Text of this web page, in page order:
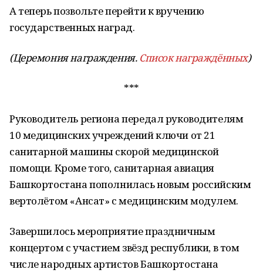
А теперь позвольте перейти к вручению
государственных наград.
(Церемония награждения. Список награждённых)
***
Руководитель региона передал руководителям
10 медицинских учреждений ключи от 21
санитарной машины скорой медицинской
помощи. Кроме того, санитарная авиация
Башкортостана пополнилась новым российским
вертолётом «Ансат» с медицинским модулем.
Завершилось мероприятие праздничным
концертом с участием звёзд республики, в том
числе народных артистов Башкортостана